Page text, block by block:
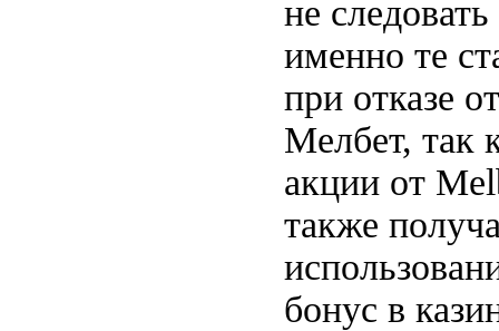
не
именно те
при отказе
Мелбет, так
акции от
также
бонус в